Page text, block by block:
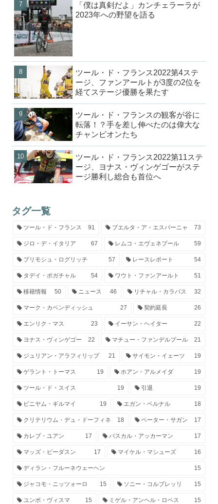
「僕は真剣だよ」カンチェラーラが
2023年への野望を語る
ツール・ド・フランス2022第4ステ
ージ、ファンアールトが3度の2位を
経てステージ優勝を果たす
ツール・ド・フランスの観客が谷に
転落！？手を差し伸べたのは偉大な
チャンピオンたち
ツール・ド・フランス2022第11ステ
ージ、ヨナス・ヴィンゲゴーがステ
ージ勝利し総合も首位へ
タグ一覧
ツール・ド・フランス 91 ブエルタ・ア・エスパーニャ 73
ジロ・デ・イタリア 67 レムコ・エヴェネプール 59
プリモシュ・ログリッチ 57 レースレポート 54
タデイ・ポガチャル 54 ワウト・ファンアールト 51
移籍情報 50 ニュース 46 リチャル・カラパス 32
マーク・カベンディッシュ 27 契約延長 26
エンリク・マス 23 イーサン・ヘイター 22
ヨナス・ヴィンゲゴー 22 マチュー・ファンデルプール 21
ジュリアン・アラフィリップ 21 サイモン・イェーツ 19
ゲラント・トーマス 19 ホアン・アルメイダ 19
ツール・ド・スイス 19 引退 19
ビニヤム・ギルマイ 19 エガン・ベルナル 18
クリテリウム・デュ・ドーフィネ 18 ペーター・サガン 17
カレブ・ユアン 17 パスカル・アッカーマン 17
マッズ・ピーダスン 17 マイケル・マシューズ 16
ディラン・フルーネウェーヘン 15
ジャコモ・ニッツォーロ 15 ソニー・コルブレッリ 15
ユンボ・ヴィスマ 15 ミゲル・アンヘル・ロペス 15